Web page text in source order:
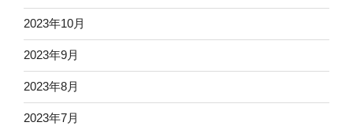
2023年10月
2023年9月
2023年8月
2023年7月